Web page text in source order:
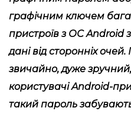
графічним ключем
пристроїв з ОС Android
дані від сторонніх
звичайно, дуже
користувачі Android-
такий пароль